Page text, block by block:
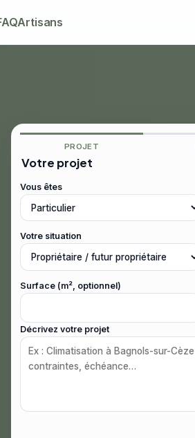
Artisans
PROJET
Votre projet
Vous êtes
Votre situation
Surface (m², optionnel)
Décrivez votre projet